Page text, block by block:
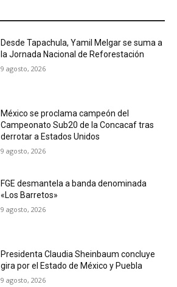
Desde Tapachula, Yamil Melgar se suma a
la Jornada Nacional de Reforestación
9 agosto, 2026
México se proclama campeón del
Campeonato Sub20 de la Concacaf tras
derrotar a Estados Unidos
9 agosto, 2026
FGE desmantela a banda denominada
«Los Barretos»
9 agosto, 2026
Presidenta Claudia Sheinbaum concluye
gira por el Estado de México y Puebla
9 agosto, 2026